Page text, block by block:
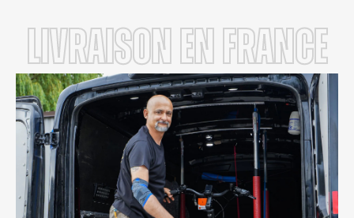
LIVRAISON en FRANCE